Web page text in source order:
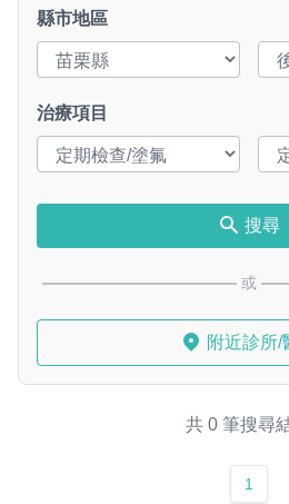
縣市地區
治療項目
搜尋
或
附近診所/
共 0 筆搜尋
1